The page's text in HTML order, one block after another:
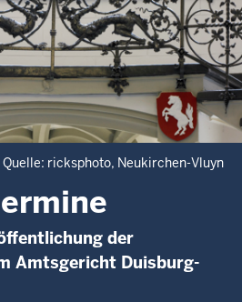
Quelle: ricksphoto, Neukirchen-Vluyn
der
Amtsgericht Duisburg-